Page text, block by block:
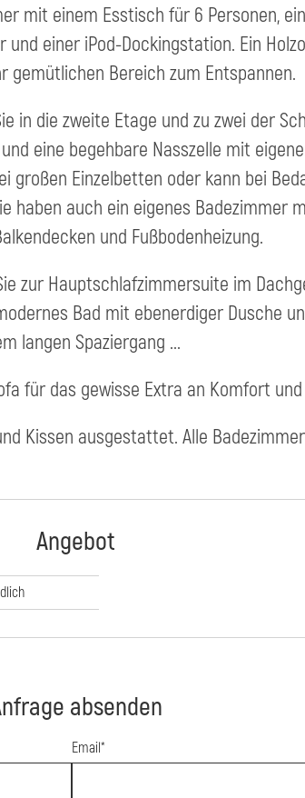
mit einem Esstisch für 6 Personen,
einer iPod-Dockingstation. Ein
gemütlichen Bereich zum Entspannen.
in die zweite Etage und zu zwei der
eine begehbare Nasszelle mit
Einzelbetten oder kann bei
haben auch ein eigenes Badezimmer
und Fußbodenheizung.
zur Hauptschlafzimmersuite im
Bad mit ebenerdiger Dusche
langen Spaziergang ...
für das gewisse Extra an Komfort
Kissen ausgestattet. Alle
Angebot
absenden
Email*